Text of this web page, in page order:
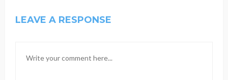
LEAVE A RESPONSE